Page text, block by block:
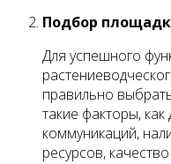
Подбор
Для успешного
правильно
такие факторы,
коммуникаций,
ресурсов,